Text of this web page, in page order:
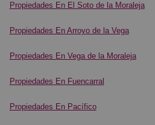
Propiedades En El Soto de la Moraleja
Propiedades En Arroyo de la Vega
Propiedades En Vega de la Moraleja
Propiedades En Fuencarral
Propiedades En Pacífico